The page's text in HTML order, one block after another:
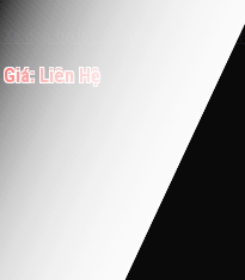
Xe đạp trợ lực Sallway Strong 03 Pro
Giá: Liên Hệ